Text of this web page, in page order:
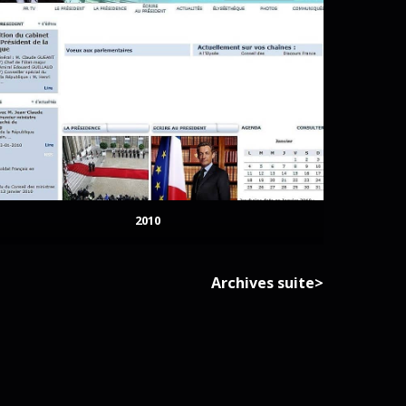
2010
Archives suite>